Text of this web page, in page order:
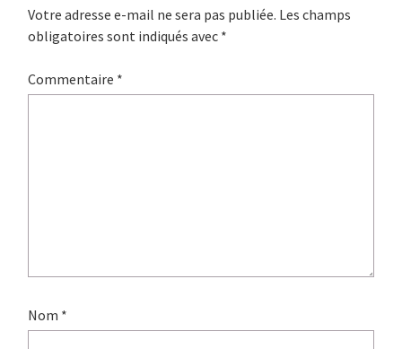
Votre adresse e-mail ne sera pas publiée. Les champs
obligatoires sont indiqués avec *
Commentaire *
Nom *